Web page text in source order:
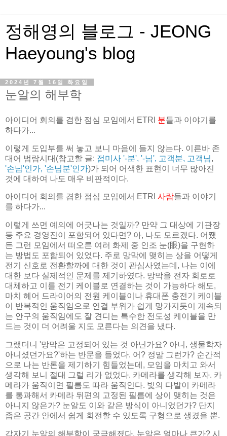
정해영의 블로그 - JEONG
Haeyoung's blog
2024년 7월 16일 화요일
눈알의 해부학
아이디어 회의를 겸한 점심 모임에서 ETRI 분들과 이야기를
하다가...
이렇게 도입부를 써 놓고 보니 마음에 들지 않는다. 이른바 존
대어 범람시대(참고할 글: 접미사 '-분', '-님', 고객분, 고객님,
'손님'인가, '손님분'인가)가 되어 어색한 표현이 너무 많아진
것에 대하여 나도 매우 비판적이다.
아이디어 회의를 겸한 점심 모임에서 ETRI 사람들과 이야기
를 하다가...
이렇게 쓰면 예의에 어긋나는 것일까? 만약 그 대상에 기관장
등 주요 경영진이 포함되어 있다면? 아, 나도 모르겠다. 어쨌
든 그런 모임에서 떠오른 여러 화제 중 인조 눈(眼)을 구현하
는 방법도 포함되어 있었다. 주로 망막에 맺히는 상을 어떻게
전기 신호로 전환할까에 대한 것이 관심사였는데, 나는 이에
대한 보다 실제적인 문제를 제기하였다. 망막을 전자 회로로
대체하고 이를 전기 케이블로 연결하는 것이 가능하다 해도,
마치 헤어 드라이어의 전원 케이블이나 휴대폰 충전기 케이블
이 반복적인 움직임으로 연결 부위가 쉽게 망가지듯이 계속되
는 안구의 움직임에도 잘 견디는 특수한 전도성 케이블을 만
드는 것이 더 어려울 지도 모른다는 의견을 냈다.
그랬더니 '망막은 고정되어 있는 것 아닌가요? 아니, 생물학자
아니셨던가요?'하는 반문을 들었다. 어? 정말 그런가? 순간적
으로 나는 반론을 제기하기 힘들었는데, 모임을 마치고 와서
생각해 보니 절대 그럴 리가 없었다. 카메라를 생각해 보자. 카
메라가 움직이면 필름도 따라 움직인다. 빛의 다발이 카메라
를 통과해서 카메라 뒤편의 고정된 필름에 상이 맺히는 것은
아니지 않은가? 눈알도 이와 같은 방식이 아니었던가? 단지
좁은 공간 안에서 쉽게 회전할 수 있도록 구형으로 생겼을 뿐.
갑자기 눈알의 해부학이 궁금해졌다. 눈알은 얼마나 큰가? 시